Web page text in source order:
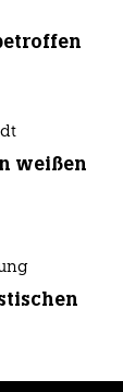
weißen